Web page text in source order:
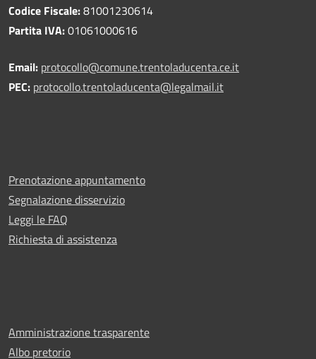
Codice Fiscale:81001230614
Partita IVA:01061000616
Email: protocollo@comune.trentoladucenta.ce.it
PEC: protocollo.trentoladucenta@legalmail.it
Prenotazione appuntamento
Segnalazione disservizio
Leggi le FAQ
Richiesta di assistenza
Amministrazione trasparente
Albo pretorio